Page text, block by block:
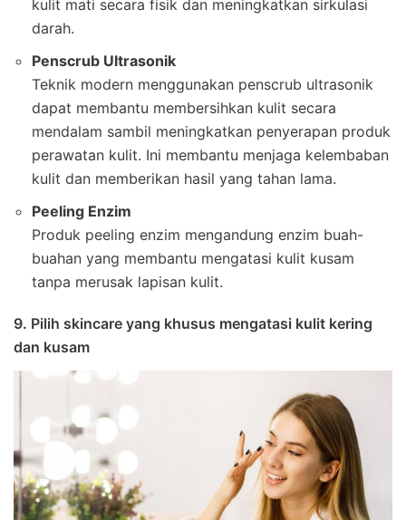
kulit mati secara fisik dan meningkatkan sirkulasi
darah.
Penscrub Ultrasonik
Teknik modern menggunakan penscrub ultrasonik
dapat membantu membersihkan kulit secara
mendalam sambil meningkatkan penyerapan produk
perawatan kulit. Ini membantu menjaga kelembaban
kulit dan memberikan hasil yang tahan lama.
Peeling Enzim
Produk peeling enzim mengandung enzim buah-
buahan yang membantu mengatasi kulit kusam
tanpa merusak lapisan kulit.
9. Pilih skincare yang khusus mengatasi kulit kering
dan kusam